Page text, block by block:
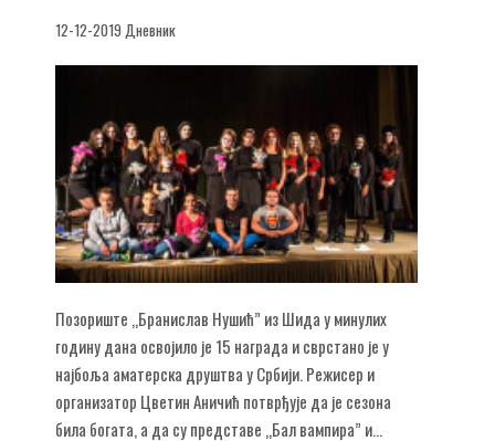
12-12-2019 Дневник
Позориште „Бранислав Нушић” из Шида у минулих
годину дана освојило је 15 награда и сврстано је у
најбоља аматерска друштва у Србији. Режисер и
организатор Цветин Аничић потврђује да је сезона
била богата, а да су представе „Бал вампира” и...